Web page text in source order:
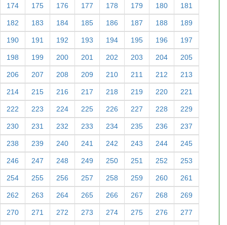
174 175 176 177 178 179 180 181
182 183 184 185 186 187 188 189
190 191 192 193 194 195 196 197
198 199 200 201 202 203 204 205
206 207 208 209 210 211 212 213
214 215 216 217 218 219 220 221
222 223 224 225 226 227 228 229
230 231 232 233 234 235 236 237
238 239 240 241 242 243 244 245
246 247 248 249 250 251 252 253
254 255 256 257 258 259 260 261
262 263 264 265 266 267 268 269
270 271 272 273 274 275 276 277